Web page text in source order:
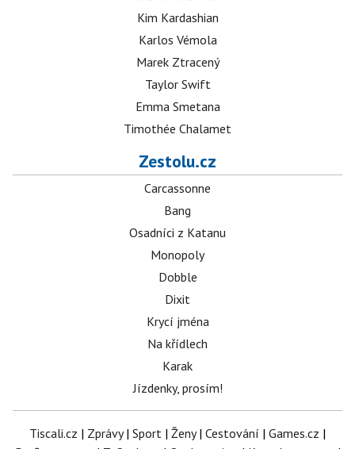
Kim Kardashian
Karlos Vémola
Marek Ztracený
Taylor Swift
Emma Smetana
Timothée Chalamet
Zestolu.cz
Carcassonne
Bang
Osadníci z Katanu
Monopoly
Dobble
Dixit
Krycí jména
Na křídlech
Karak
Jízdenky, prosím!
Tiscali.cz | Zprávy| Sport | Ženy| Cestování | Games.cz |